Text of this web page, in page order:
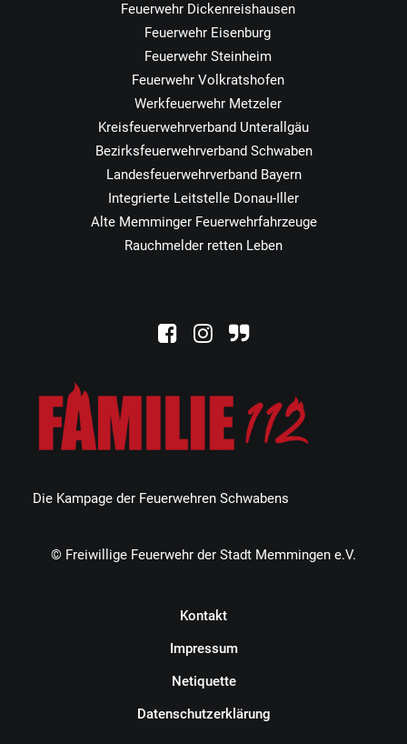
Die Kampage der Feuerwehren Schwabens
Feuerwehr Dickenreishausen
Feuerwehr Eisenburg
Feuerwehr Steinheim
Feuerwehr Volkratshofen
Werkfeuerwehr Metzeler
Kreisfeuerwehrverband Unterallgäu
Bezirksfeuerwehrverband Schwaben
Landesfeuerwehrverband Bayern
Integrierte Leitstelle Donau-Iller
Alte Memminger Feuerwehrfahrzeuge
Rauchmelder retten Leben
© Freiwillige Feuerwehr der Stadt Memmingen e.V.
Kontakt
Impressum
Netiquette
Datenschutzerklärung